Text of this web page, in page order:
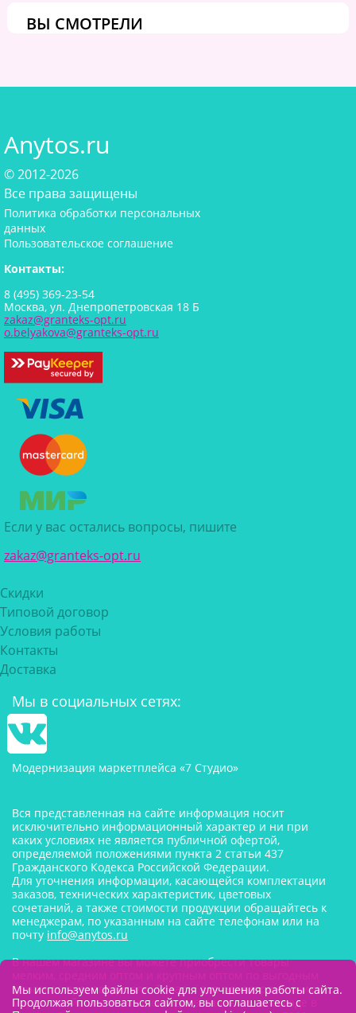
ВЫ СМОТРЕЛИ
Anytos.ru
© 2012-2026
Все права защищены
Политика обработки персональных
данных
Пользовательское соглашение
Контакты:
8 (495) 369-23-54
Москва, ул. Днепропетровская 18 Б
zakaz@granteks-opt.ru
o.belyakova@granteks-opt.ru
Если у вас остались вопросы, пишите
zakaz@granteks-opt.ru
Скидки
Типовой договор
Условия работы
Контакты
Доставка
Мы в социальных сетях:
Модернизация маркетплейса «7 Студио»
Вся представленная на сайте информация носит
исключительно информационный характер и ни при
каких условиях не является публичной офертой,
определяемой положениями пункта 2 статьи 437
Гражданского Кодекса Российской Федерации.
Для уточнения информации, касающейся комплектации
заказов, технических характеристик, цветовых
сочетаний, а также стоимости продукции обращайтесь к
менеджерам, по указанным на сайте телефонам или на
почту info@anytos.ru
В нашем магазине вы можете приобрести товары
ценам от производителя. Товары для одностраничников,
маркетплейсов оптом со склада, в наличии на складе в
Мы используем файлы cookie для улучшения работы сайта.
Продолжая пользоваться сайтом, вы соглашаетесь с